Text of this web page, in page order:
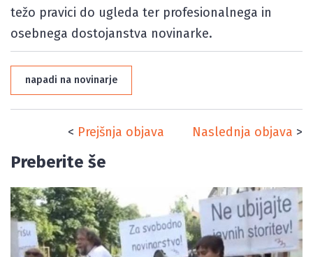
težo pravici do ugleda ter profesionalnega in
osebnega dostojanstva novinarke.
napadi na novinarje
< Prejšnja objava Naslednja objava >
Preberite še